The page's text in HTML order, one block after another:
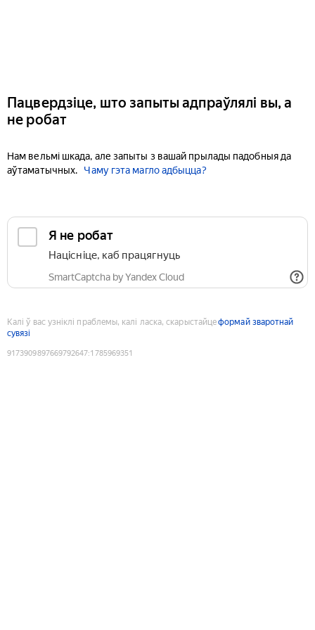
Пацвердзіце, што запыты адпраўлялі вы, а
не робат
Нам вельмі шкада, але запыты з вашай прылады падобныя да
аўтаматычных.
Чаму гэта магло адбыцца?
Я не робат
Націсніце, каб працягнуць
SmartCaptcha by Yandex Cloud
Калі ў вас узніклі праблемы, калі ласка, скарыстайцеформай зваротнай
сувязі
9173909897669792647:1785969351